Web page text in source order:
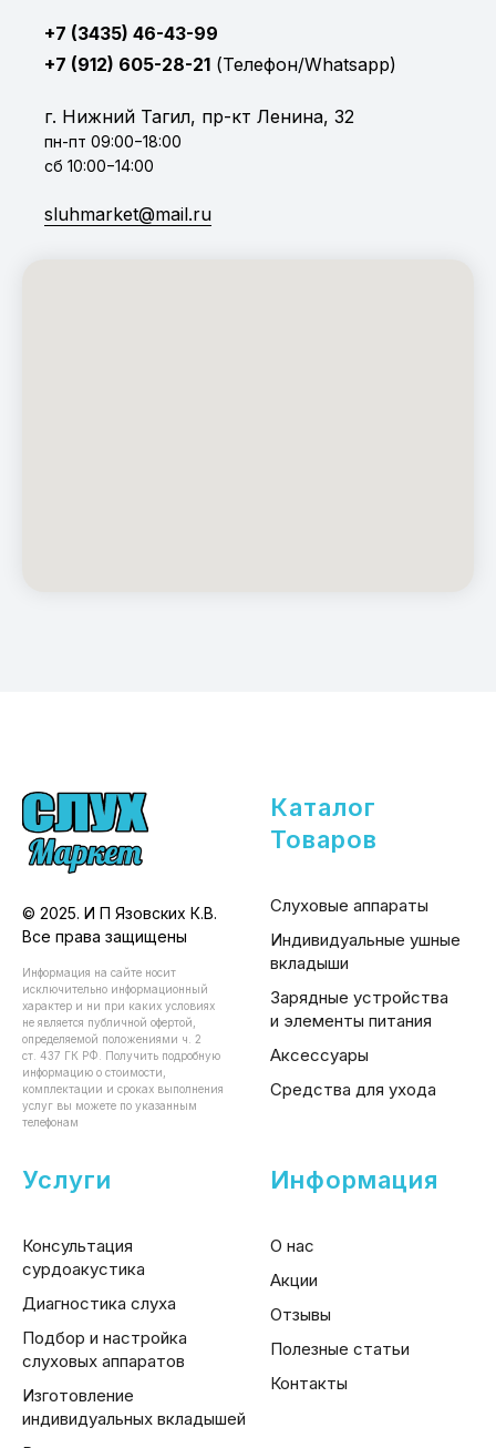
+7 (3435) 46-43-99
+7 (912) 605-28-21 (Телефон/Whatsapp)
г. Нижний Тагил, пр-кт Ленина, 32
пн-пт 09:00−18:00
сб 10:00−14:00
sluhmarket@mail.ru
© 2025. И П Язовских К.В.
Все права защищены
Информация на сайте носит
исключительно информационный
характер и ни при каких условиях
не является публичной офертой,
определяемой положениями ч. 2
ст. 437 ГК РФ. Получить подробную
информацию о стоимости,
комплектации и сроках выполнения
услуг вы можете по указанным
телефонам
Каталог
Товаров
Слуховые аппараты
Индивидуальные ушные
вкладыши
Зарядные устройства
и элементы питания
Аксессуары
Средства для ухода
Услуги
Консультация
сурдоакустика
Диагностика слуха
Подбор и настройка
слуховых аппаратов
Изготовление
индивидуальных вкладышей
Информация
О нас
Акции
Отзывы
Полезные статьи
Контакты